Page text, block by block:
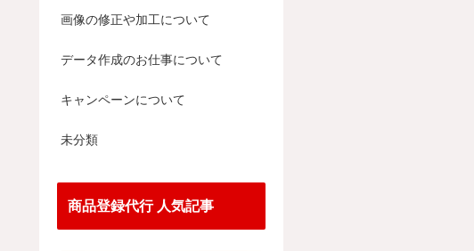
画像の修正や加工について
データ作成のお仕事について
キャンペーンについて
未分類
商品登録代行 人気記事